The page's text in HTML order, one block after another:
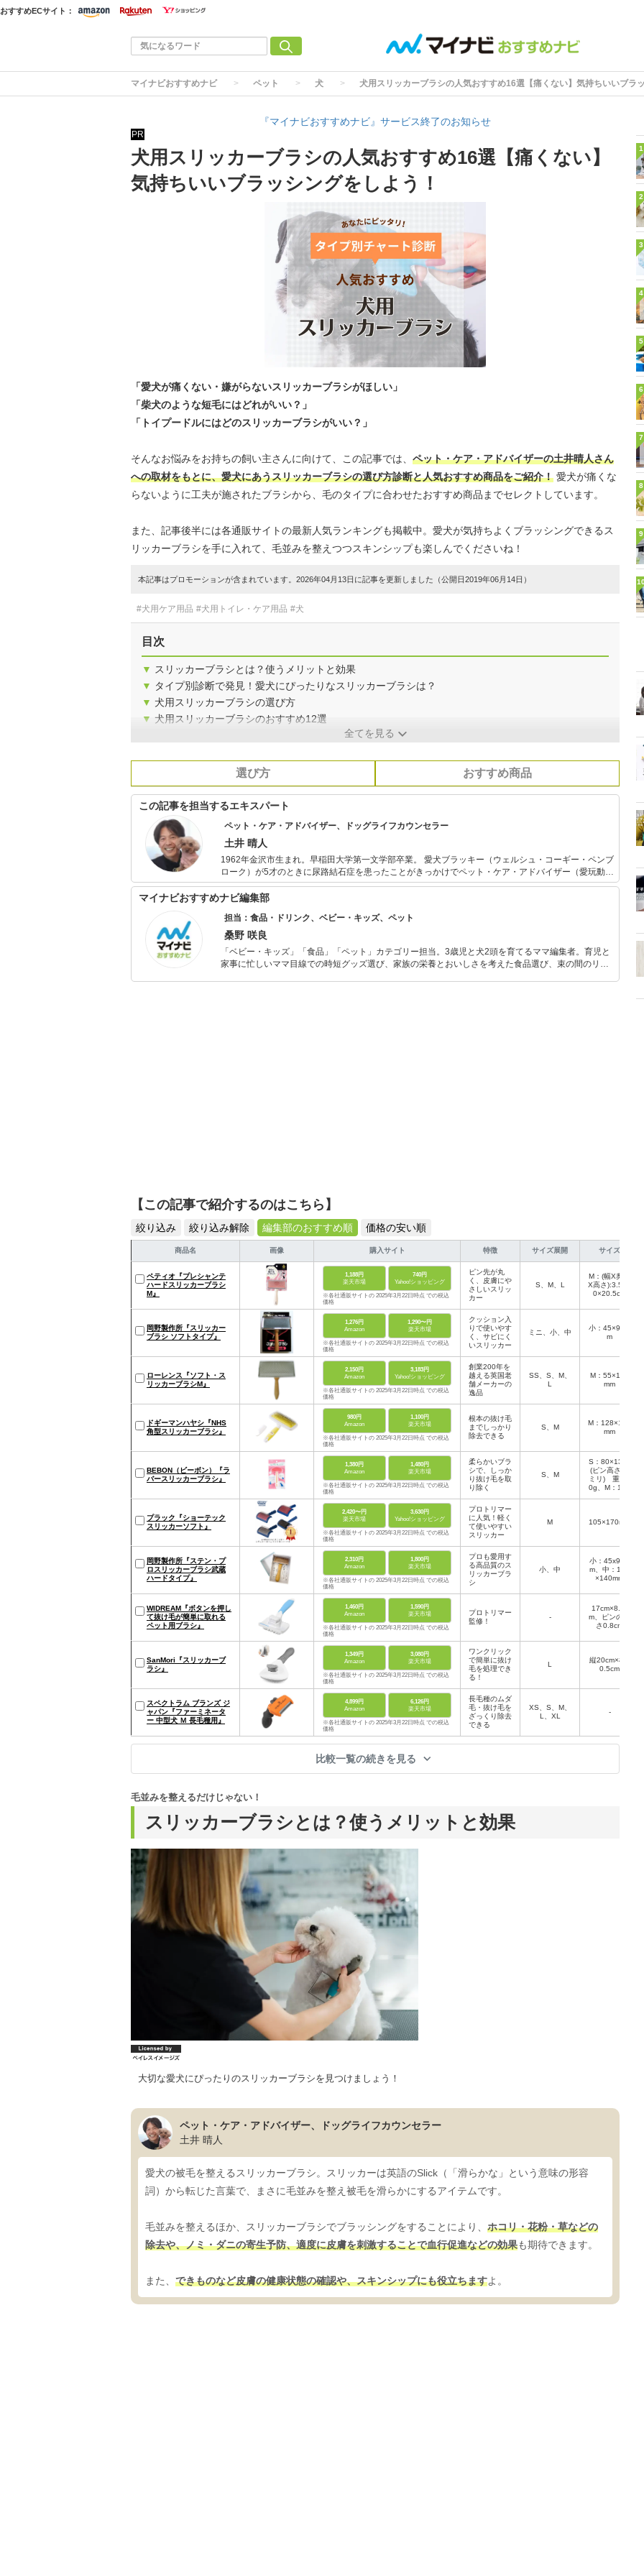
おすすめECサイト：
マイナビおすすめナビ ペット 犬 犬用スリッカーブラシの人気おすすめ16選【痛くない】気持ちいいブラ
『マイナビおすすめナビ』サービス終了のお知らせ
PR
犬用スリッカーブラシの人気おすすめ16選【痛くない】
気持ちいいブラッシングをしよう！
「愛犬が痛くない・嫌がらないスリッカーブラシがほしい」
「柴犬のような短毛にはどれがいい？」
「トイプードルにはどのスリッカーブラシがいい？」
そんなお悩みをお持ちの飼い主さんに向けて、この記事では、 ペット・ケア・アドバイザーの土井晴人さん
への取材をもとに、愛犬にあうスリッカーブラシの選び方診断と人気おすすめ商品をご紹介！ 愛犬が痛くな
らないように工夫が施されたブラシから、毛のタイプに合わせたおすすめ商品までセレクトしています。
また、記事後半には各通販サイトの最新人気ランキングも掲載中。愛犬が気持ちよくブラッシングできるス
リッカーブラシを手に入れて、毛並みを整えつつスキンシップも楽しんでくださいね！
本記事はプロモーションが含まれています。2026年04月13日に記事を更新しました（公開日2019年06月14日）
#犬用ケア用品 #犬用トイレ・ケア用品 #犬
目次
▼ スリッカーブラシとは？使うメリットと効果
▼ タイプ別診断で発見！愛犬にぴったりなスリッカーブラシは？
▼ 犬用スリッカーブラシの選び方
▼ 犬用スリッカーブラシのおすすめ12選
全てを見る
選び方 おすすめ商品
この記事を担当するエキスパート
ペット・ケア・アドバイザー、ドッグライフカウンセラー
土井 晴人
1962年金沢市生まれ。早稲田大学第一文学部卒業。 愛犬ブラッキー（ウェルシュ・コーギー・ペンブ
ローク）が5才のときに尿路結石症を患ったことがきっかけでペット・ケア・アドバイザー（愛玩動物
飼養管理士）１級資格を取得（2000年）。 コラムやラジオでのペット・ケア・アドバイスのほか、駒
澤大学総合教育研究部日本文化部門で「非言語コミュニケーション」の非常勤講師（授業終了）を務
が12才のとき変形性脊椎症にかかり下半身不随状態に。 その後、2年半の完全介護生活を送り犬の介
護の厳しさを経験（2007年 永眠）。 2010年よりトイ・プードルの小夏と暮らす。 2014年、ドッグラ
イフカウンセラーの資格を取得。 犬のしつけは犬を自分に服従させたり制御して調教するのではな
く、犬の意識を育てて考えるチカラを身につけさせることが大切と痛感。 座右の銘は「意識が変われ
ば 景色が変わる」
マイナビおすすめナビ編集部
担当：食品・ドリンク、ベビー・キッズ、ペット
桑野 咲良
「ベビー・キッズ」「食品」「ペット」カテゴリー担当。3歳児と犬2頭を育てるママ編集者。育児と
家事に忙しいママ目線での時短グッズ選び、家族の栄養とおいしさを考えた食品選び、束の間のリラ
【この記事で紹介するのはこちら】
絞り込み 絞り込み解除 編集部のおすすめ順 価格の安い順
商品名 画像 購入サイト 特徴 サイズ展開 サイズ
ペティオ『プレシャンテ
ハードスリッカーブラシ
M』
1,188円
楽天市場
740円
Yahoo!ショッピング
※各社通販サイトの 2025年3月22日時点 での税込
価格
ピン先が丸
く、皮膚にや
さしいスリッ
カー
S、M、L
M：(幅X奥行
X高さ):3.5×1
0×20.5cm
岡野製作所『スリッカー
ブラシ ソフトタイプ』
1,276円
Amazon
1,290〜円
楽天市場
※各社通販サイトの 2025年3月22日時点 での税込
価格
クッション入
りで使いやす
く、サビにく
いスリッカー
ミニ、小、中
小：45×90m
m
ローレンス『ソフト・ス
リッカーブラシM』
2,150円
Amazon
3,183円
Yahoo!ショッピング
※各社通販サイトの 2025年3月22日時点 での税込
価格
創業200年を
越える英国老
舗メーカーの
逸品
SS、S、M、
L
M：55×115
mm
ドギーマンハヤシ『NHS
角型スリッカーブラシ』
980円
Amazon
1,100円
楽天市場
※各社通販サイトの 2025年3月22日時点 での税込
価格
根本の抜け毛
までしっかり
除去できる
S、M
M：128×160
mm
BEBON（ビーボン）『ラ
バースリッカーブラシ』
1,380円
Amazon
1,480円
楽天市場
※各社通販サイトの 2025年3月22日時点 での税込
価格
柔らかいブラ
シで、しっか
り抜け毛を取
り除く
S、M
S：80×134×
(ピン高さ10
ミリ) 重量4
0g、M：117
プラック『ショーテック
スリッカーソフト』
2,420〜円
楽天市場
3,630円
Yahoo!ショッピング
※各社通販サイトの 2025年3月22日時点 での税込
価格
プロトリマー
に人気！軽く
て使いやすい
スリッカー
M 105×170mm
岡野製作所『ステン・プ
ロスリッカーブラシ武蔵
ハードタイプ』
2,310円
Amazon
1,800円
楽天市場
※各社通販サイトの 2025年3月22日時点 での税込
価格
プロも愛用す
る高品質のス
リッカーブラ
シ
小、中
小：45x90m
m、中：120
×140mm
WIDREAM『ボタンを押し
て抜け毛が簡単に取れる
ペット用ブラシ』
1,460円
Amazon
1,590円
楽天市場
※各社通販サイトの 2025年3月22日時点 での税込
価格
プロトリマー
監修！
-
17cm×8.5c
m、ピンの長
さ0.8cm
SanMori『スリッカーブ
ラシ』
1,349円
Amazon
3,080円
楽天市場
※各社通販サイトの 2025年3月22日時点 での税込
価格
ワンクリック
で簡単に抜け
毛を処理でき
る！
L
縦20cm×横1
0.5cm
スペクトラム ブランズ ジ
ャパン『ファーミネータ
ー 中型犬 Ｍ 長毛種用』
4,899円
Amazon
6,126円
楽天市場
※各社通販サイトの 2025年3月22日時点 での税込
価格
長毛種のムダ
毛・抜け毛を
ざっくり除去
できる
XS、S、M、
L、XL
-
比較一覧の続きを見る
スリッカーブラシとは？使うメリットと効果
毛並みを整えるだけじゃない！
大切な愛犬にぴったりのスリッカーブラシを見つけましょう！
ペット・ケア・アドバイザー、ドッグライフカウンセラー
土井 晴人
愛犬の被毛を整えるスリッカーブラシ。スリッカーは英語のSlick（「滑らかな」という意味の形容
詞）から転じた言葉で、まさに毛並みを整え被毛を滑らかにするアイテムです。
毛並みを整えるほか、スリッカーブラシでブラッシングをすることにより、 ホコリ・花粉・草などの
除去や、ノミ・ダニの寄生予防、適度に皮膚を刺激することで血行促進などの効果も期待できます。
また、 できものなど皮膚の健康状態の確認や、スキンシップにも役立ちますよ。
1
2
3
4
5
6
7
8
9